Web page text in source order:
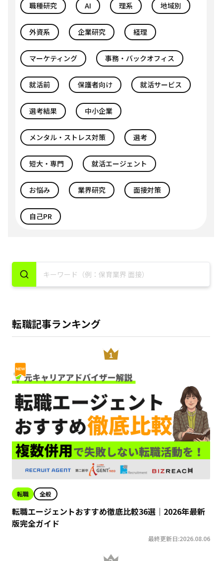
職種研究 AI 理系 地域別
外資系 企業研究 経理
マーケティング 事務・バックオフィス
就活前 保護者向け 就活サービス
選考結果 中小企業
メンタル・ストレス対策 選考
短大・専門 就活エージェント
お悩み 業界研究 面接対策
自己PR
転職記事ランキング
転職 全般
転職エージェントおすすめ徹底比較36選｜2026年最新
版完全ガイド
最終更新日:2026.08.06